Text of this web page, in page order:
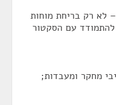
לא רק בריחת מוחות
עם הסקטור
מחקר ומעבדות;